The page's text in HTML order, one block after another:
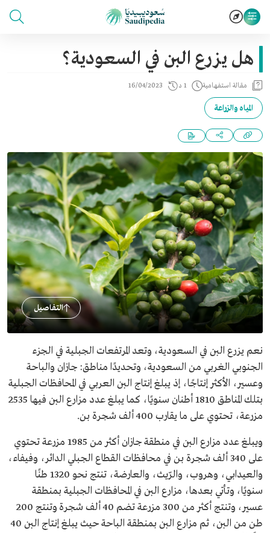
هل يزرع البن في السعودية؟
مقالة استفهامية 1 د 16/04/2023
المياه والزراعة
التفاصيل
نعم يزرع البن في السعودية، وتعد المرتفعات الجبلية في الجزء
الجنوبي الغربي من السعودية، وتحديدًا مناطق: جازان والباحة
وعسير، الأكثر إنتاجًا، إذ يبلغ إنتاج البن العربي في المحافظات الجبلية
بتلك المناطق 1810 أطنان سنويًا، كما يبلغ عدد مزارع البن فيها 2535
مزرعة، تحتوي على ما يقارب 400 ألف شجرة بن.
ويبلغ عدد مزارع البن في منطقة جازان أكثر من 1985 مزرعة تحتوي
على 340 ألف شجرة بن في محافظات القطاع الجبلي الدائر، وفيفاء،
والعيدابي، وهروب، والرّيث، والعارضة، تنتج نحو 1320 طنًا
سنويًا، وتأتي بعدها، مزارع البن في المحافظات الجبلية بمنطقة
عسير، وتنتج أكثر من 300 مزرعة تضم 40 ألف شجرة وتنتج 200
طن من البن، ثم مزارع البن بمنطقة الباحة حيث يبلغ إنتاج البن 40